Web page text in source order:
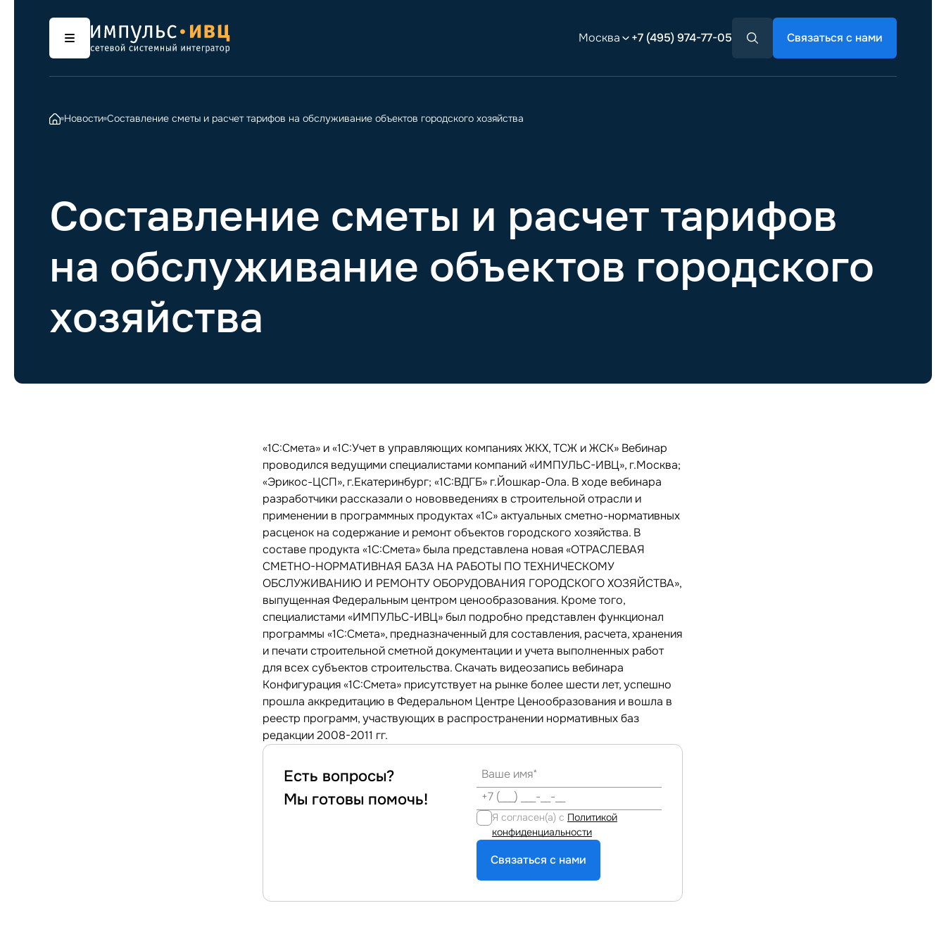
Москва +7 (495) 974-77-05 Связаться с нами
Новости Составление сметы и расчет тарифов на обслуживание объектов городского хозяйства
Составление сметы и расчет тарифов
на обслуживание объектов городского
хозяйства
«1С:Смета» и «1С:Учет в управляющих компаниях ЖКХ, ТСЖ и ЖСК» Вебинар
проводился ведущими специалистами компаний «ИМПУЛЬС-ИВЦ», г.Москва;
«Эрикос-ЦСП», г.Екатеринбург; «1С:ВДГБ» г.Йошкар-Ола. В ходе вебинара
разработчики рассказали о нововведениях в строительной отрасли и
применении в программных продуктах «1С» актуальных сметно-нормативных
расценок на содержание и ремонт объектов городского хозяйства. В
составе продукта «1С:Смета» была представлена новая «ОТРАСЛЕВАЯ
СМЕТНО-НОРМАТИВНАЯ БАЗА НА РАБОТЫ ПО ТЕХНИЧЕСКОМУ
ОБСЛУЖИВАНИЮ И РЕМОНТУ ОБОРУДОВАНИЯ ГОРОДСКОГО ХОЗЯЙСТВА»,
выпущенная Федеральным центром ценообразования. Кроме того,
специалистами «ИМПУЛЬС-ИВЦ» был подробно представлен функционал
программы «1С:Смета», предназначенный для составления, расчета, хранения
и печати строительной сметной документации и учета выполненных работ
для всех субъектов строительства. Скачать видеозапись вебинара
Конфигурация «1С:Смета» присутствует на рынке более шести лет, успешно
прошла аккредитацию в Федеральном Центре Ценообразования и вошла в
реестр программ, участвующих в распространении нормативных баз
редакции 2008-2011 гг.
Есть вопросы?
Мы готовы помочь!
Я согласен(а) с Политикой
конфиденциальности
Связаться с нами